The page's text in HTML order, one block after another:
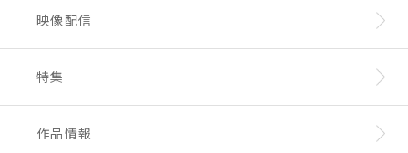
映像配信
特集
作品情報